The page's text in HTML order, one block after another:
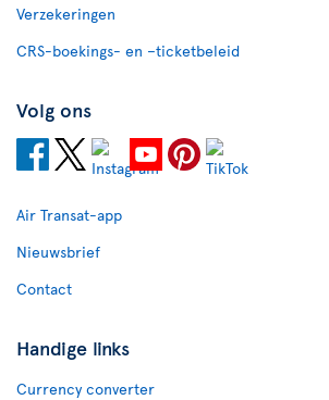
Verzekeringen
CRS-boekings- en –ticketbeleid
Volg ons
Air Transat-app
Nieuwsbrief
Contact
Handige links
Currency converter